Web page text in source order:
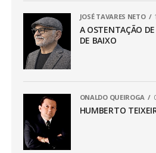
JOSÉ TAVARES NETO
A OSTENTAÇÃO
DE BAIXO
ONALDO QUEIROGA
HUMBERTO